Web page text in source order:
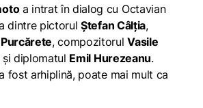
a intrat în dialog cu Octavian
dintre pictorulŞtefan Câlţia,
, compozitorulVasile
diplomatul Emil Hurezeanu.
fost arhiplină, poate mai mult ca